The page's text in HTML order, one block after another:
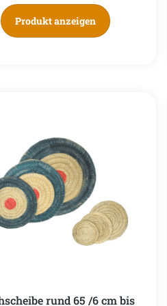
Produkt anzeigen
rund 65 /6 cm bis